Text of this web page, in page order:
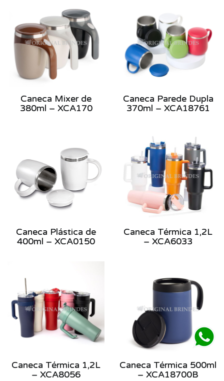
Caneca Mixer de
380ml – XCA170
Caneca Parede Dupla
370ml – XCA18761
Caneca Plástica de
400ml – XCA0150
Caneca Térmica 1,2L
– XCA6033
Caneca Térmica 1,2L
– XCA8056
Caneca Térmica 500ml
– XCA18700B